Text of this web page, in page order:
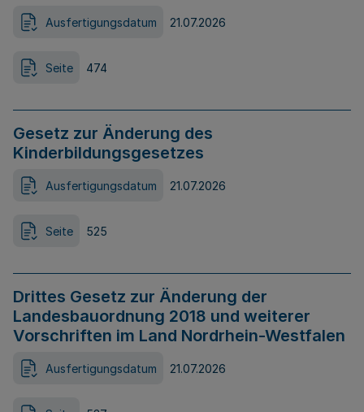
Ausfertigungsdatum 21.07.2026
Seite 474
Gesetz zur Änderung des
Kinderbildungsgesetzes
Ausfertigungsdatum 21.07.2026
Seite 525
Drittes Gesetz zur Änderung der
Landesbauordnung 2018 und weiterer
Vorschriften im Land Nordrhein-Westfalen
Ausfertigungsdatum 21.07.2026